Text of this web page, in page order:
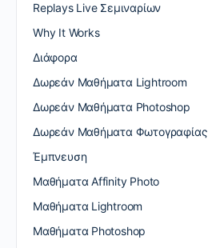
Replays Live Σεμιναρίων
Why It Works
Διάφορα
Δωρεάν Μαθήματα Lightroom
Δωρεάν Μαθήματα Photoshop
Δωρεάν Μαθήματα Φωτογραφίας
Έμπνευση
Μαθήματα Affinity Photo
Μαθήματα Lightroom
Μαθήματα Photoshop